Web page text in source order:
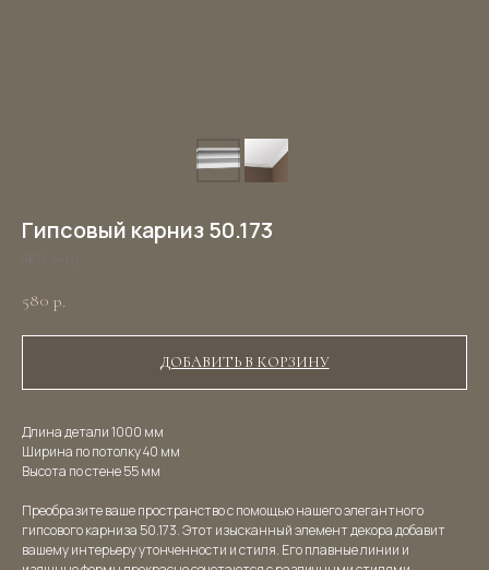
Гипсовый карниз 50.173
580 р.
ДОБАВИТЬ В КОРЗИНУ
Длина детали 1000 мм
Ширина по потолку 40 мм
Высота по стене 55 мм
Преобразите ваше пространство с помощью нашего элегантного
гипсового карниза 50.173. Этот изысканный элемент декора добавит
вашему интерьеру утонченности и стиля. Его плавные линии и